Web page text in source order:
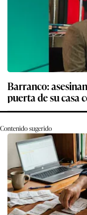
Barranco:
puerta de su casa
Contenido sugerido